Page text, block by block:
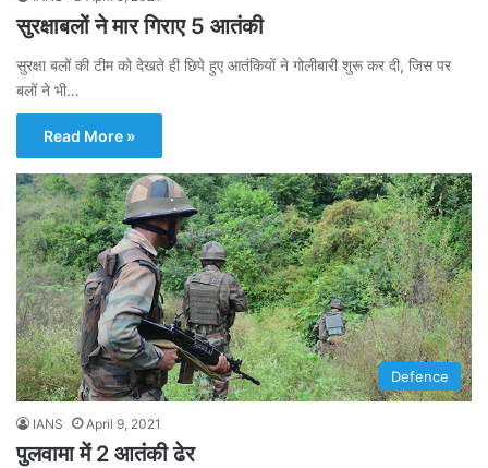
सुरक्षाबलों ने मार गिराए 5 आतंकी
सुरक्षा बलों की टीम को देखते ही छिपे हुए आतंकियों ने गोलीबारी शुरू कर दी, जिस पर
बलों ने भी…
Read More »
Defence
IANS April 9, 2021
पुलवामा में 2 आतंकी ढेर